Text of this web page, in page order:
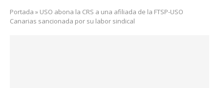
Portada » USO abona la CRS a una afiliada de la FTSP-USO
Canarias sancionada por su labor sindical